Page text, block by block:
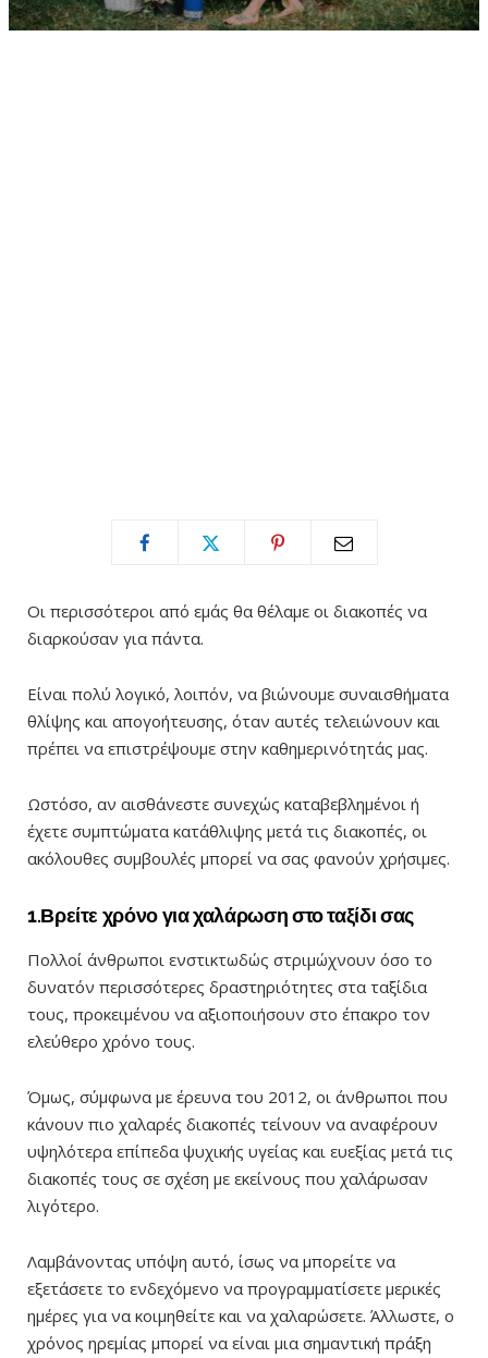
Οι περισσότεροι από εμάς θα θέλαμε οι διακοπές να
διαρκούσαν για πάντα.
Είναι πολύ λογικό, λοιπόν, να βιώνουμε συναισθήματα
θλίψης και απογοήτευσης, όταν αυτές τελειώνουν και
πρέπει να επιστρέψουμε στην καθημερινότητάς μας.
Ωστόσο, αν αισθάνεστε συνεχώς καταβεβλημένοι ή
έχετε συμπτώματα κατάθλιψης μετά τις διακοπές, οι
ακόλουθες συμβουλές μπορεί να σας φανούν χρήσιμες.
1.Βρείτε χρόνο για χαλάρωση στο ταξίδι σας
Πολλοί άνθρωποι ενστικτωδώς στριμώχνουν όσο το
δυνατόν περισσότερες δραστηριότητες στα ταξίδια
τους, προκειμένου να αξιοποιήσουν στο έπακρο τον
ελεύθερο χρόνο τους.
Όμως, σύμφωνα με έρευνα του 2012, οι άνθρωποι που
κάνουν πιο χαλαρές διακοπές τείνουν να αναφέρουν
υψηλότερα επίπεδα ψυχικής υγείας και ευεξίας μετά τις
διακοπές τους σε σχέση με εκείνους που χαλάρωσαν
λιγότερο.
Λαμβάνοντας υπόψη αυτό, ίσως να μπορείτε να
εξετάσετε το ενδεχόμενο να προγραμματίσετε μερικές
ημέρες για να κοιμηθείτε και να χαλαρώσετε. Άλλωστε, ο
χρόνος ηρεμίας μπορεί να είναι μια σημαντική πράξη